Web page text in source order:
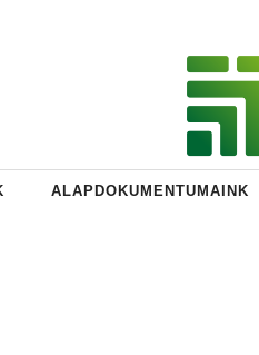
ALAPDOKUMENTUMAINK